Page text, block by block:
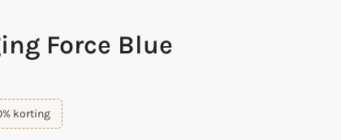
Force Blue
korting